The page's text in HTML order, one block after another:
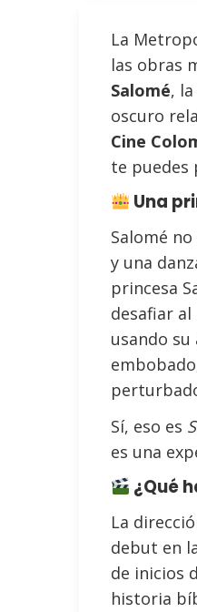
La
las obras
Salomé,
oscuro
Cine
te puedes
Una
Salomé
y una
princesa
desafiar al
usando
Sí, eso es
es una
¿Qué
La
debut en
de inicios
historia